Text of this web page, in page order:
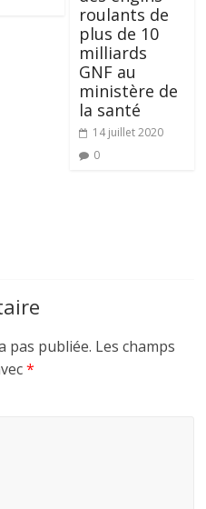
roulants de
plus de 10
milliards
GNF au
ministère de
la santé
14 juillet 2020
0
pas publiée. Les champs
*